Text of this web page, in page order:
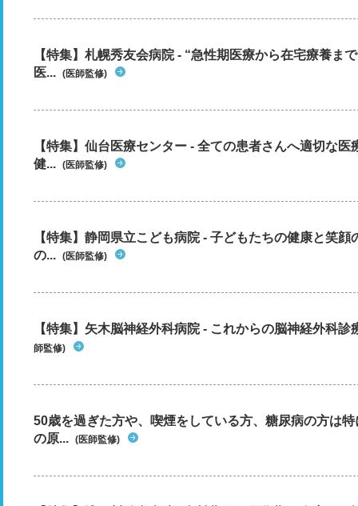
【特集】札幌秀友会病院 - “急性期医療から在宅療養ま
医... (医師監修)
【特集】仙台医療センター - 全ての患者さんへ適切な
健... (医師監修)
【特集】静岡県立こども病院 - 子どもたちの健康と笑
の... (医師監修)
【特集】矢木脳神経外科病院 - これからの脳神経外科
師監修)
50歳を過ぎた方や、喫煙をしている方、糖尿病の方は
の原... (医師監修)